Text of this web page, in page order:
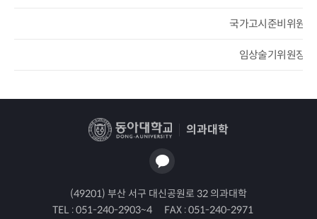
국가고시준비위원장
임상술기위원장
의과대학
(49201) 부산 서구 대신공원로 32 의과대학
TEL :051-240-2903~4 FAX :051-240-2971